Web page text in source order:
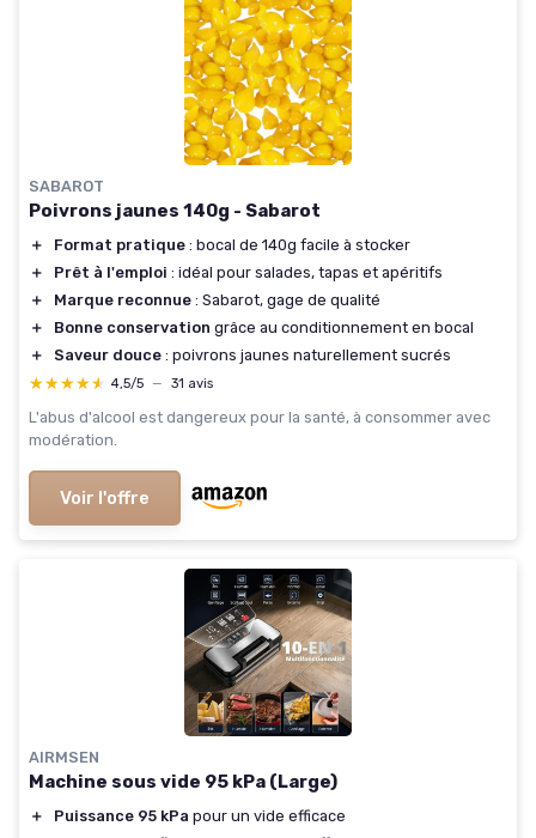
SABAROT
Poivrons jaunes 140g - Sabarot
＋ Format pratique : bocal de 140g facile à stocker
＋
Prêt à l'emploi : idéal pour salades, tapas et apéritifs
＋
Marque reconnue : Sabarot, gage de qualité
＋
Bonne conservation grâce au conditionnement en bocal
＋
Saveur douce : poivrons jaunes naturellement sucrés
★★★★★
★★★★★ 4,5/5 — 31 avis
L'abus d'alcool est dangereux pour la santé, à consommer avec
modération.
Voir l'offre
AIRMSEN
Machine sous vide 95 kPa (Large)
＋ Puissance 95 kPa pour un vide efficace